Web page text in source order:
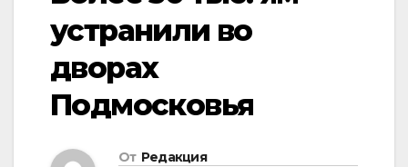
устранили во
дворах
Подмосковья
От Редакция